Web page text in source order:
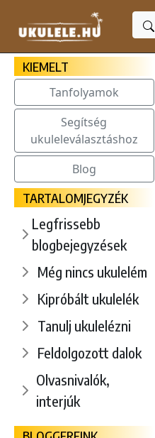
KIEMELT
Tanfolyamok
Segítség
ukuleleválasztáshoz
Blog
TARTALOMJEGYZÉK
Legfrissebb
blogbejegyzések
Még nincs ukulelém
Kipróbált ukulelék
Tanulj ukulelézni
Feldolgozott dalok
Olvasnivalók,
interjúk